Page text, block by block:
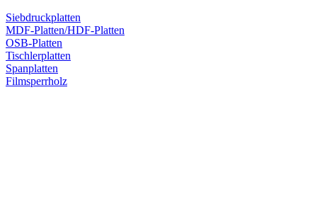
Siebdruckplatten
MDF-Platten/HDF-Platten
OSB-Platten
Tischlerplatten
Spanplatten
Filmsperrholz